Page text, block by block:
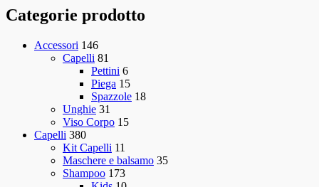
Categorie prodotto
Accessori 146
Capelli 81
Pettini 6
Piega 15
Spazzole 18
Unghie 31
Viso Corpo 15
Capelli 380
Kit Capelli 11
Maschere e balsamo 35
Shampoo 173